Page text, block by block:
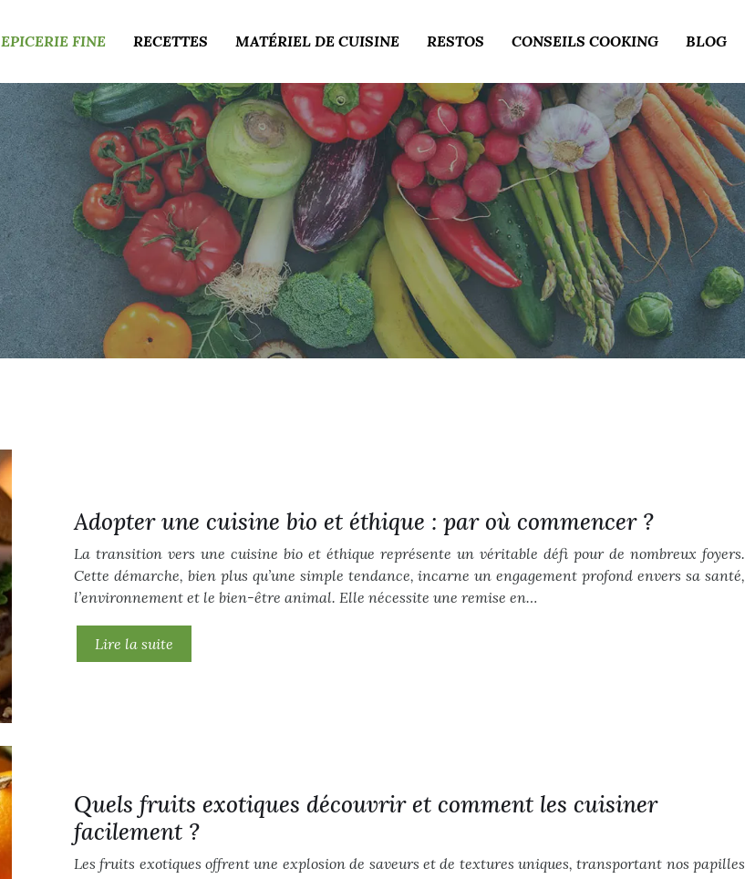
EPICERIE FINE RECETTES MATÉRIEL DE CUISINE RESTOS CONSEILS COOKING BLOG
Adopter une cuisine bio et éthique : par où commencer ?
La transition vers une cuisine bio et éthique représente un véritable défi pour de nombreux foyers.
Cette démarche, bien plus qu’une simple tendance, incarne un engagement profond envers sa santé,
l’environnement et le bien-être animal. Elle nécessite une remise en…
Lire la suite
Quels fruits exotiques découvrir et comment les cuisiner
facilement ?
Les fruits exotiques offrent une explosion de saveurs et de textures uniques, transportant nos papilles